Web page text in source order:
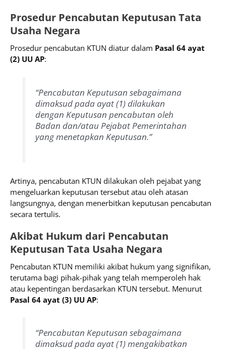
Prosedur Pencabutan Keputusan Tata
Usaha Negara
Prosedur pencabutan KTUN diatur dalam Pasal 64 ayat
(2) UU AP:
“Pencabutan Keputusan sebagaimana
dimaksud pada ayat (1) dilakukan
dengan Keputusan pencabutan oleh
Badan dan/atau Pejabat Pemerintahan
yang menetapkan Keputusan.”
Artinya, pencabutan KTUN dilakukan oleh pejabat yang
mengeluarkan keputusan tersebut atau oleh atasan
langsungnya, dengan menerbitkan keputusan pencabutan
secara tertulis.
Akibat Hukum dari Pencabutan
Keputusan Tata Usaha Negara
Pencabutan KTUN memiliki akibat hukum yang signifikan,
terutama bagi pihak-pihak yang telah memperoleh hak
atau kepentingan berdasarkan KTUN tersebut. Menurut
Pasal 64 ayat (3) UU AP:
“Pencabutan Keputusan sebagaimana
dimaksud pada ayat (1) mengakibatkan